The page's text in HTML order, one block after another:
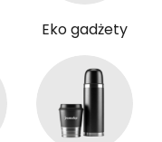
Eko gadżety